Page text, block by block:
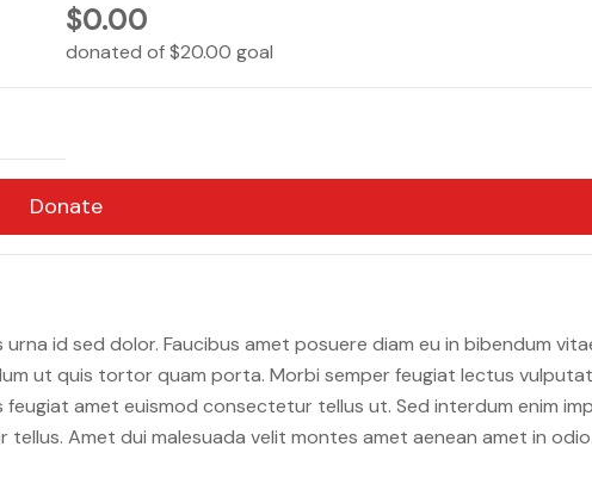
$0.00
donated of$20.00 goal
Donate
id sed dolor. Faucibus amet posuere diam eu in bibendum
ut quis tortor quam porta. Morbi semper feugiat lectus
amet euismod consectetur tellus ut. Sed interdum enim
Amet dui malesuada velit montes amet aenean amet in odio.